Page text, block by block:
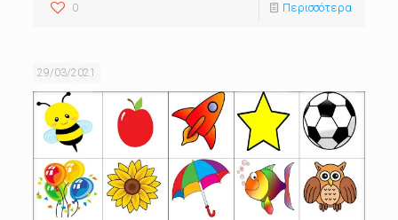
0 Περισσότερα
29/03/2021